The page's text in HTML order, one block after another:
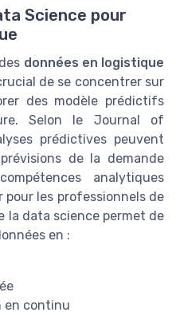
Science pour
données en logistique
de se concentrer sur
des modèle prédictifs
Selon le Journal of
prédictives peuvent
de la demande
analytiques
les professionnels de
la data science permet de
en :
en continu